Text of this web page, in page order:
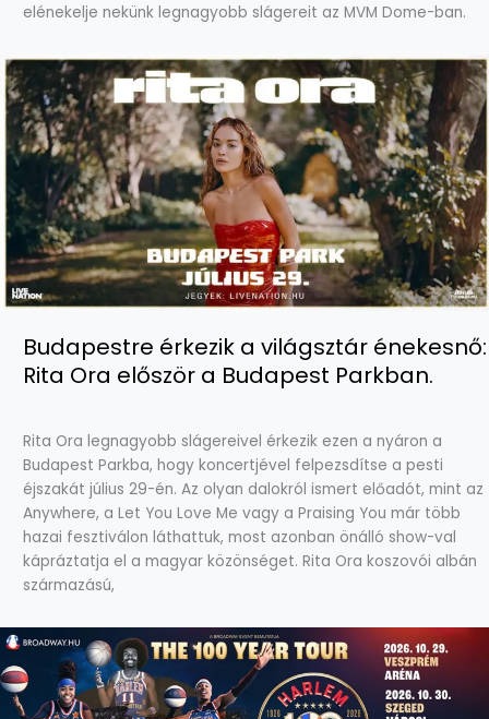
elénekelje nekünk legnagyobb slágereit az MVM Dome-ban.
Budapestre érkezik a világsztár énekesnő:
Rita Ora először a Budapest Parkban.
Rita Ora legnagyobb slágereivel érkezik ezen a nyáron a
Budapest Parkba, hogy koncertjével felpezsdítse a pesti
éjszakát július 29-én. Az olyan dalokról ismert előadót, mint az
Anywhere, a Let You Love Me vagy a Praising You már több
hazai fesztiválon láthattuk, most azonban önálló show-val
kápráztatja el a magyar közönséget. Rita Ora koszovói albán
származású,